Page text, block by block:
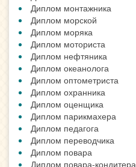
Диплом монтажника
Диплом морской
Диплом моряка
Диплом моториста
Диплом нефтяника
Диплом океанолога
Диплом оптометриста
Диплом охранника
Диплом оценщика
Диплом парикмахера
Диплом педагога
Диплом переводчика
Диплом повара
Диплом повара-кондитера